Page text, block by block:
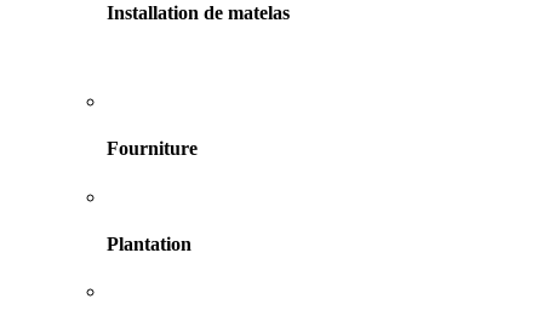
Installation de matelas
Fourniture
Plantation